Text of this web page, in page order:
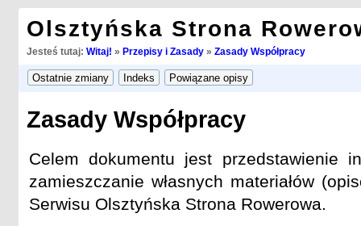
Olsztyńska Strona
Jesteś tutaj: Witaj! » Przepisy i Zasady» Zasady Współpracy
Zasady Współpracy
Celem dokumentu jest przedstawienie
zamieszczanie własnych materiałów
Serwisu Olsztyńska Strona Rowerowa.